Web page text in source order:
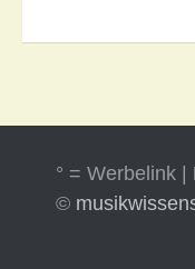
° = Werbelink |
©